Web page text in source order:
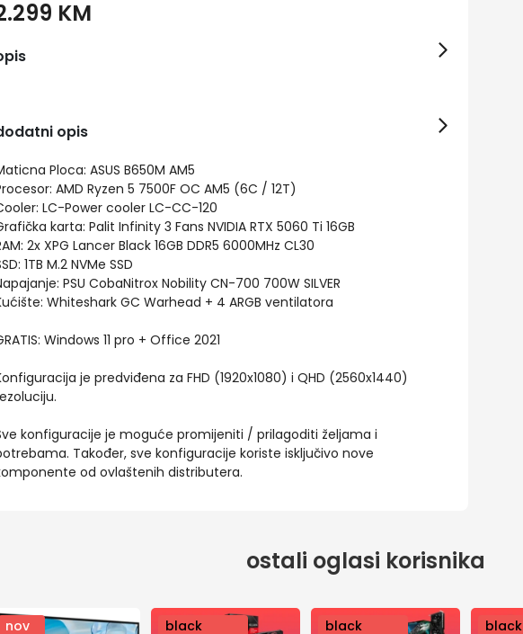
KM
opis
Ploca: ASUS B650M AM5
AMD Ryzen 5 7500F OC AM5 (6C / 12T)
LC-Power cooler LC-CC-120
karta: Palit Infinity 3 Fans NVIDIA RTX 5060 Ti 16GB
2x XPG Lancer Black 16GB DDR5 6000MHz CL30
1TB M.2 NVMe SSD
PSU CobaNitrox Nobility CN-700 700W SILVER
Whiteshark GC Warhead + 4 ARGB ventilatora
Windows 11 pro + Office 2021
je predviđena za FHD (1920x1080) i QHD (2560x1440)
konfiguracije je moguće promijeniti / prilagoditi željama i
Također, sve konfiguracije koriste isključivo nove
od ovlaštenih distributera.
ostali oglasi korisnika
nov nov
black nov
black nov
black